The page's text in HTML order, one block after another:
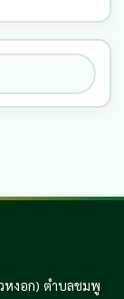
หงอก) ตำบลชมพู